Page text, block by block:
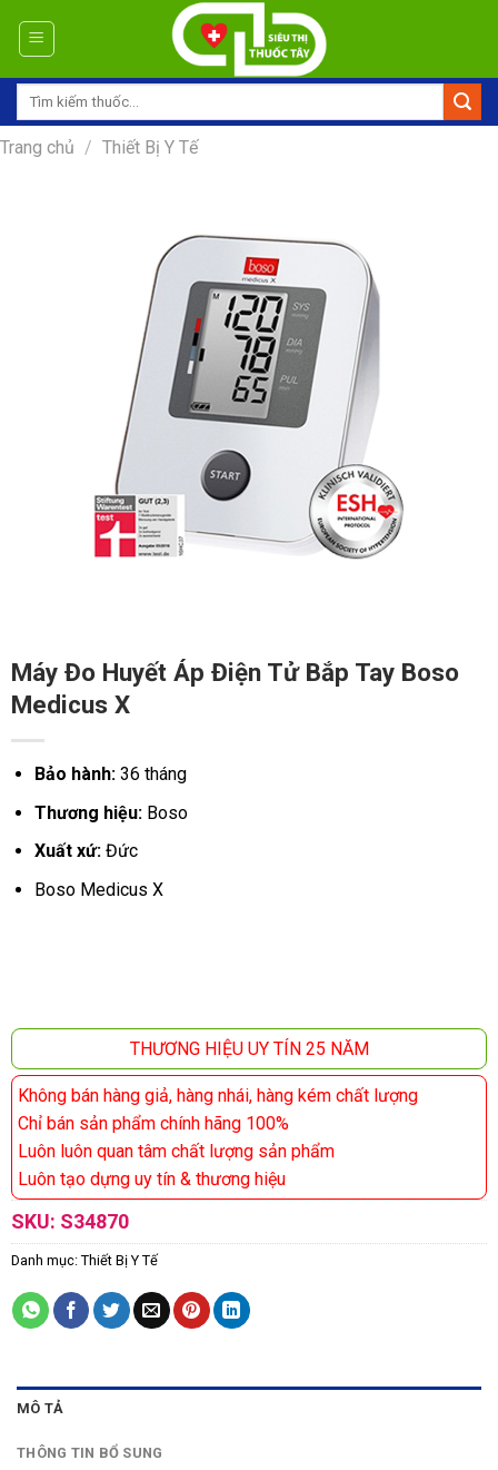
Tìm
Trang chủ / Thiết Bị Y Tế
Máy Đo Huyết Áp Điện Tử Bắp Tay Boso
Medicus X
Bảo hành:36 tháng
Thương hiệu:Boso
Xuất xứ: Đức
Boso Medicus X
THƯƠNG HIỆU UY TÍN 25 NĂM
Không bán hàng giả, hàng nhái, hàng kém chất lượng
Chỉ bán sản phẩm chính hãng 100%
Luôn luôn quan tâm chất lượng sản phẩm
Luôn tạo dựng uy tín & thương hiệu
SKU: S34870
Danh mục: Thiết Bị Y Tế
MÔ TẢ
THÔNG TIN BỔ SUNG